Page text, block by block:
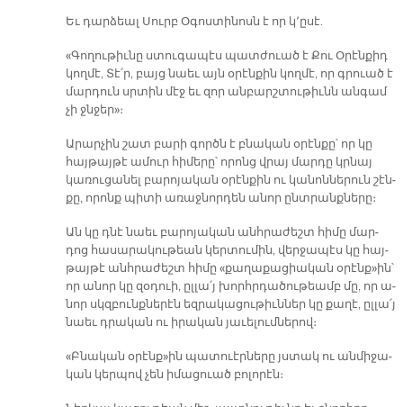
Եւ դար­ձեալ Սուրբ Օ­գոս­տի­նոսն է որ կ՚ը­սէ.
«Գո­ղու­թիւ­նը ստու­գա­պէս պատ­ժուած է Քու Օ­րէն­քիդ
կող­մէ, Տէ՛ր, բայց նաեւ այն օ­րէն­քին կող­մէ, որ գրուած է
մար­դուն սրտին մէջ եւ զոր ան­բարշ­տու­թիւնն ան­գամ
չի ջնջեր»։­
Ա­րար­չին շատ բա­րի գործն է բնա­կան օ­րէն­քը՝ որ կը
հայ­թայ­թէ ա­մուր հի­մե­րը՝ ո­րոնց վրայ մար­դը կրնայ
կա­ռու­ցա­նել բա­րո­յա­կան օ­րէն­քին ու կա­նոն­նե­րուն շէն­
քը, ո­րոնք պի­տի ա­ռաջ­նոր­դեն ա­նոր ընտ­րանք­նե­րը։
Ան կը դնէ նաեւ բա­րո­յա­կան անհ­րա­ժեշտ հի­մը մար­
դոց հա­սա­րա­կու­թեան կեր­տու­մին, վեր­ջա­պէս կը հայ­
թայ­թէ անհ­րա­ժեշտ հի­մը «քա­ղա­քա­ցիա­կան օ­րէնք»ին՝
որ ա­նոր կը զօ­դուի, ըլ­լա՛յ խորհր­դա­ծու­թեամբ մը, որ ա­
նոր սկզբունք­նե­րէն եզ­րա­կա­ցու­թիւն­ներ կը քա­ղէ, ըլ­լա՛յ
նաեւ դրա­կան ու ի­րա­կան յա­ւե­լում­նե­րով։
«Բնա­կան օ­րէնք»ին պա­տուէր­նե­րը յստակ ու ան­մի­ջա­
կան կեր­պով չեն ի­մա­ցուած բո­լո­րէն։